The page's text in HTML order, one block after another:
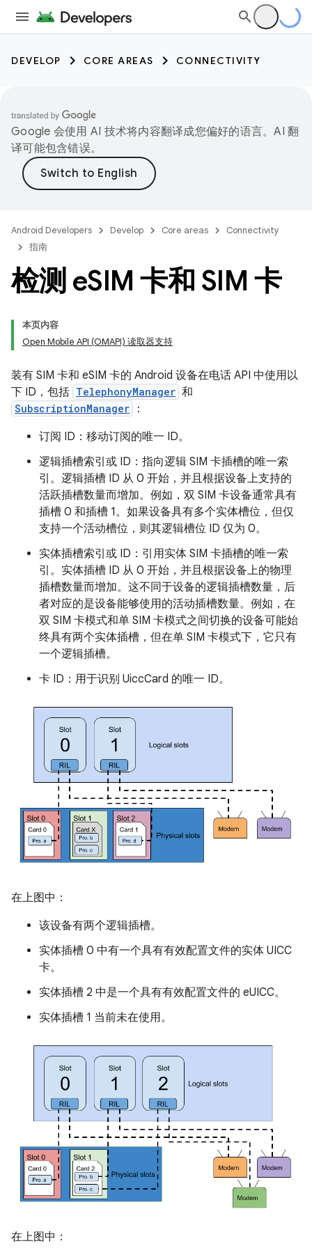
DEVELOP CORE AREAS CONNECTIVITY
Google 会使用 AI 技术将内容翻译成您偏好的语言。AI 翻
译可能包含错误。
Android Developers Develop Core areas
Connectivity
指南
检测 eSIM 卡和 SIM 卡
本页内容
Open Mobile API (OMAPI) 读取器支持
装有 SIM 卡和 eSIM 卡的 Android 设备在电话 API 中使用以
下 ID，包括 TelephonyManager 和
SubscriptionManager
：
订阅 ID：移动订阅的唯一 ID。
逻辑插槽索引或 ID：指向逻辑 SIM 卡插槽的唯一索
引。逻辑插槽 ID 从 0 开始，并且根据设备上支持的
活跃插槽数量而增加。例如，双 SIM 卡设备通常具有
插槽 0 和插槽 1。如果设备具有多个实体槽位，但仅
支持一个活动槽位，则其逻辑槽位 ID 仅为 0。
实体插槽索引或 ID：引用实体 SIM 卡插槽的唯一索
引。实体插槽 ID 从 0 开始，并且根据设备上的物理
插槽数量而增加。这不同于设备的逻辑插槽数量，后
者对应的是设备能够使用的活动插槽数量。例如，在
双 SIM 卡模式和单 SIM 卡模式之间切换的设备可能始
终具有两个实体插槽，但在单 SIM 卡模式下，它只有
一个逻辑插槽。
卡 ID：用于识别 UiccCard 的唯一 ID。
在上图中：
该设备有两个逻辑插槽。
实体插槽 0 中有一个具有有效配置文件的实体 UICC
卡。
实体插槽 2 中是一个具有有效配置文件的 eUICC。
实体插槽 1 当前未在使用。
在上图中：